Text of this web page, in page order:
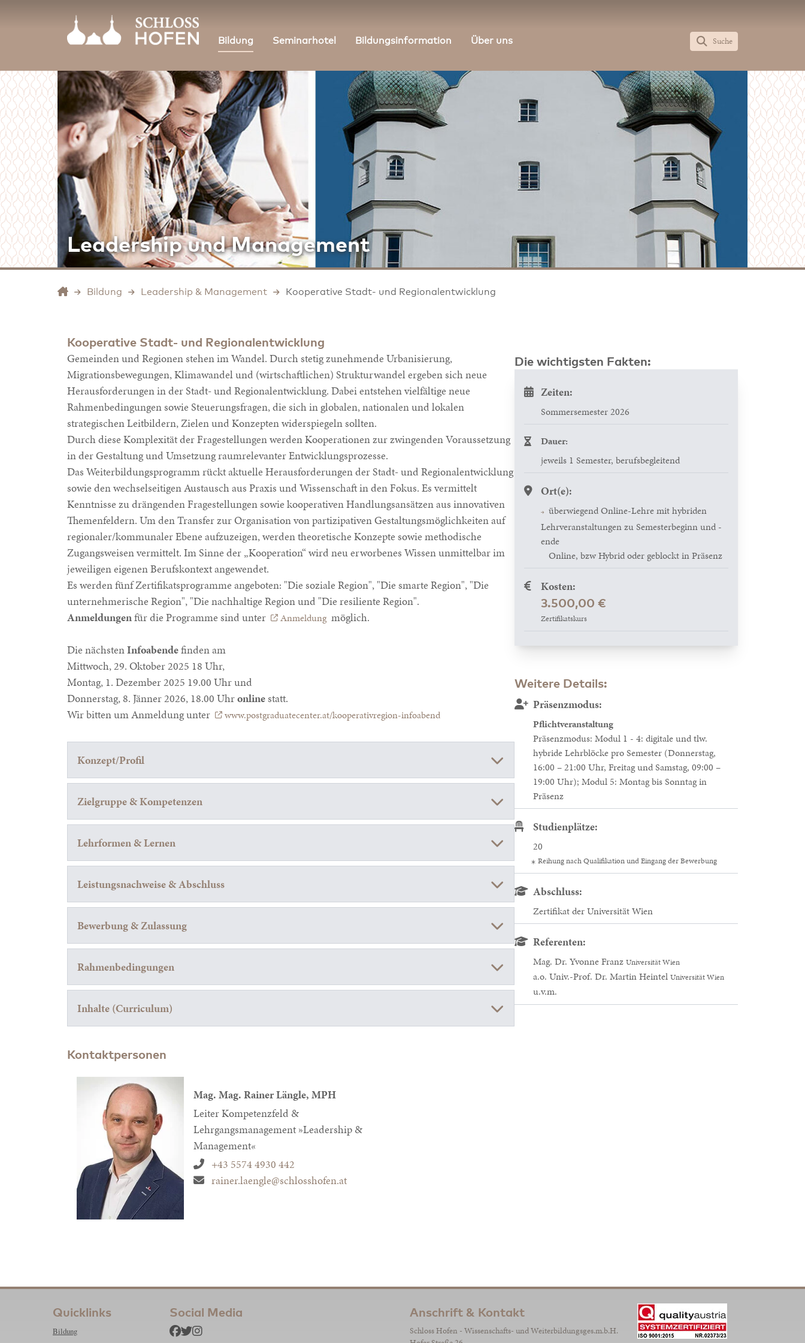
Bildung Seminarhotel Bildungsinformation Über uns Suche
Leadership und Management
Bildung Leadership & Management Kooperative Stadt- und Regionalentwicklung
Kooperative Stadt- und Regionalentwicklung
Gemeinden und Regionen stehen im Wandel. Durch stetig zunehmende Urbanisierung,
Migrationsbewegungen, Klimawandel und (wirtschaftlichen) Strukturwandel ergeben sich neue
Herausforderungen in der Stadt- und Regionalentwicklung. Dabei entstehen vielfältige neue
Rahmenbedingungen sowie Steuerungsfragen, die sich in globalen, nationalen und lokalen
strategischen Leitbildern, Zielen und Konzepten widerspiegeln sollten.
Durch diese Komplexität der Fragestellungen werden Kooperationen zur zwingenden Voraussetzung
in der Gestaltung und Umsetzung raumrelevanter Entwicklungsprozesse.
Das Weiterbildungsprogramm rückt aktuelle Herausforderungen der Stadt- und Regionalentwicklung
sowie den wechselseitigen Austausch aus Praxis und Wissenschaft in den Fokus. Es vermittelt
Kenntnisse zu drängenden Fragestellungen sowie kooperativen Handlungsansätzen aus innovativen
Themenfeldern. Um den Transfer zur Organisation von partizipativen Gestaltungsmöglichkeiten auf
regionaler/kommunaler Ebene aufzuzeigen, werden theoretische Konzepte sowie methodische
Zugangsweisen vermittelt. Im Sinne der „Kooperation“ wird neu erworbenes Wissen unmittelbar im
jeweiligen eigenen Berufskontext angewendet.
Es werden fünf Zertifikatsprogramme angeboten: "Die soziale Region", "Die smarte Region", "Die
unternehmerische Region", "Die nachhaltige Region und "Die resiliente Region".
Anmeldungenfür die Programme sind unter Anmeldung möglich.
Die nächstenInfoabendefinden am
Mittwoch, 29. Oktober 2025 18 Uhr,
Montag, 1. Dezember 2025 19.00 Uhr und
Donnerstag, 8. Jänner 2026, 18.00 Uhronlinestatt.
Wir bitten um Anmeldung unter
www.postgraduatecenter.at/kooperativregion-infoabend
Konzept/Profil
Zielgruppe & Kompetenzen
Lehrformen & Lernen
Leistungsnachweise & Abschluss
Bewerbung & Zulassung
Rahmenbedingungen
Inhalte (Curriculum)
Die wichtigsten Fakten:
Zeiten:
Sommersemester 2026
Dauer:
jeweils 1 Semester, berufsbegleitend
Ort(e):
überwiegend Online-Lehre mit hybriden
Lehrveranstaltungen zu Semesterbeginn und -
ende
Online, bzw Hybrid oder geblockt in Präsenz
Kosten:
3.500,00 €
Zertifikatskurs
Weitere Details:
Präsenzmodus:
Pflichtveranstaltung
Präsenzmodus: Modul 1 - 4: digitale und tlw.
hybride Lehrblöcke pro Semester (Donnerstag,
16:00 – 21:00 Uhr, Freitag und Samstag, 09:00 –
19:00 Uhr); Modul 5: Montag bis Sonntag in
Präsenz
Studienplätze:
20
Reihung nach Qualifikation und Eingang der Bewerbung
Abschluss:
Zertifikat der Universität Wien
Referenten:
Mag. Dr. Yvonne Franz Universität Wien
a.o. Univ.-Prof. Dr. Martin Heintel Universität Wien
u.v.m.
Kontaktpersonen
Mag. Mag. Rainer Längle, MPH
Leiter Kompetenzfeld &
Lehrgangsmanagement »Leadership &
Management«
+43 5574 4930 442
rainer.laengle@schlosshofen.at
Quicklinks
Bildung
Social Media Anschrift & Kontakt
Schloss Hofen - Wissenschafts- und Weiterbildungsges.m.b.H.